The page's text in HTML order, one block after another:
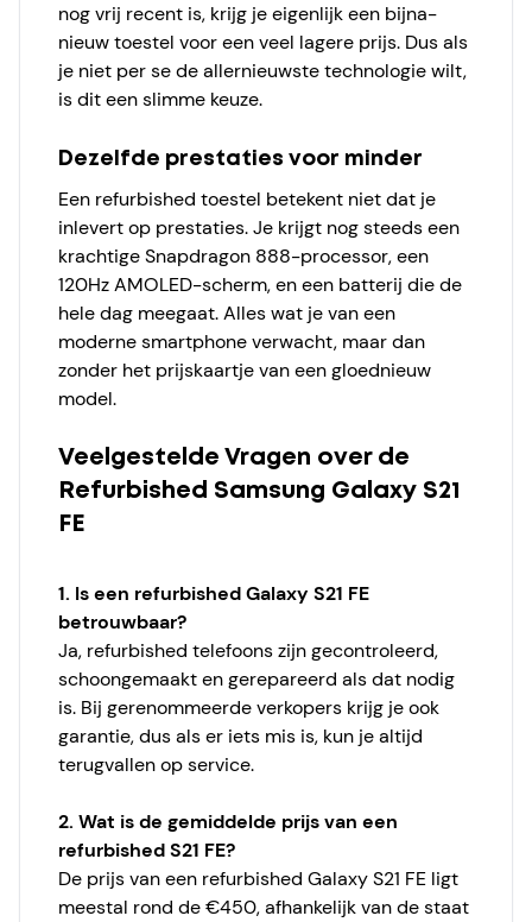
nog vrij recent is, krijg je eigenlijk een bijna-
nieuw toestel voor een veel lagere prijs. Dus als
je niet per se de allernieuwste technologie wilt,
is dit een slimme keuze.
Dezelfde prestaties voor minder
Een refurbished toestel betekent niet dat je
inlevert op prestaties. Je krijgt nog steeds een
krachtige Snapdragon 888-processor, een
120Hz AMOLED-scherm, en een batterij die de
hele dag meegaat. Alles wat je van een
moderne smartphone verwacht, maar dan
zonder het prijskaartje van een gloednieuw
model.
Veelgestelde Vragen over de
Refurbished Samsung Galaxy S21
FE
1. Is een refurbished Galaxy S21 FE
betrouwbaar?
Ja, refurbished telefoons zijn gecontroleerd,
schoongemaakt en gerepareerd als dat nodig
is. Bij gerenommeerde verkopers krijg je ook
garantie, dus als er iets mis is, kun je altijd
terugvallen op service.
2. Wat is de gemiddelde prijs van een
refurbished S21 FE?
De prijs van een refurbished Galaxy S21 FE ligt
meestal rond de €450, afhankelijk van de staat